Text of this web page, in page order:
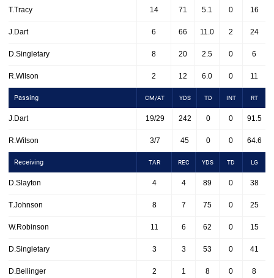
T.Tracy 14 71 5.1 0 16
J.Dart 6 66 11.0 2 24
D.Singletary 8 20 2.5 0 6
R.Wilson 2 12 6.0 0 11
Passing CM/AT YDS TD INT RT
J.Dart 19/29 242 0 0 91.5
R.Wilson 3/7 45 0 0 64.6
Receiving TAR REC YDS TD LG
D.Slayton 4 4 89 0 38
T.Johnson 8 7 75 0 25
W.Robinson 11 6 62 0 15
D.Singletary 3 3 53 0 41
D.Bellinger 2 1 8 0 8